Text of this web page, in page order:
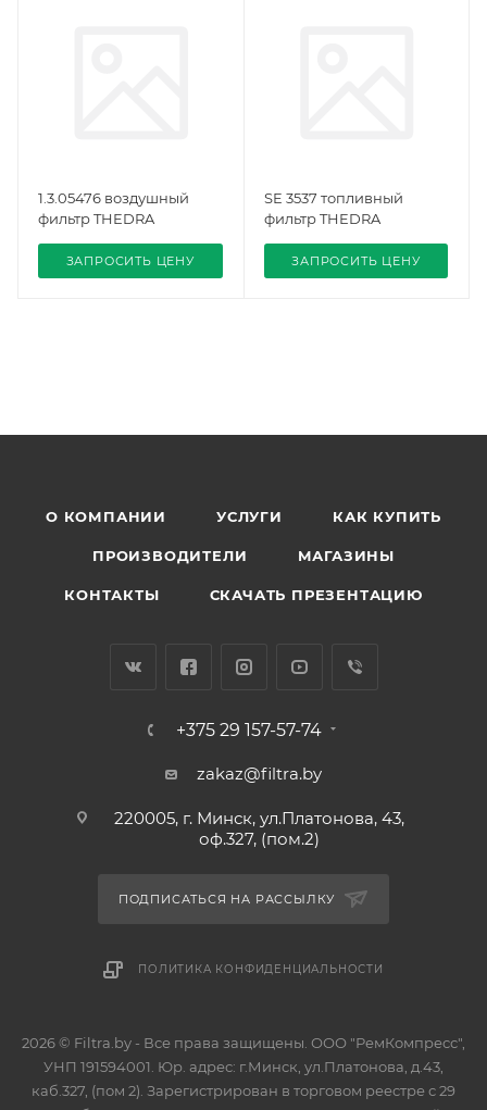
1.3.05476 воздушный
фильтр THEDRA
ЗАПРОСИТЬ ЦЕНУ
SE 3537 топливный
фильтр THEDRA
ЗАПРОСИТЬ ЦЕНУ
О КОМПАНИИ УСЛУГИ КАК КУПИТЬ
ПРОИЗВОДИТЕЛИ МАГАЗИНЫ
КОНТАКТЫ СКАЧАТЬ ПРЕЗЕНТАЦИЮ
+375 29 157-57-74
zakaz@filtra.by
220005, г. Минск, ул.Платонова, 43,
оф.327, (пом.2)
ПОДПИСАТЬСЯ НА РАССЫЛКУ
ПОЛИТИКА КОНФИДЕНЦИАЛЬНОСТИ
2026 © Filtra.by - Все права защищены. ООО "РемКомпресс",
УНП 191594001. Юр. адрес: г.Минск, ул.Платонова, д.43,
каб.327, (пом 2). Зарегистрирован в торговом реестре с 29